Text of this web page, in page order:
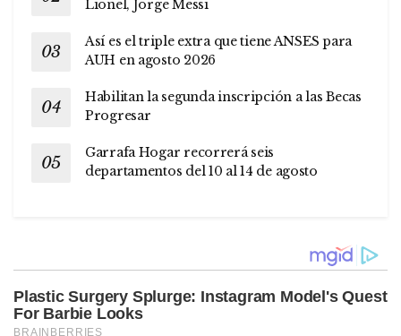
Lionel, Jorge Messi
Así es el triple extra que tiene ANSES para
AUH en agosto 2026
Habilitan la segunda inscripción a las Becas
Progresar
Garrafa Hogar recorrerá seis
departamentos del 10 al 14 de agosto